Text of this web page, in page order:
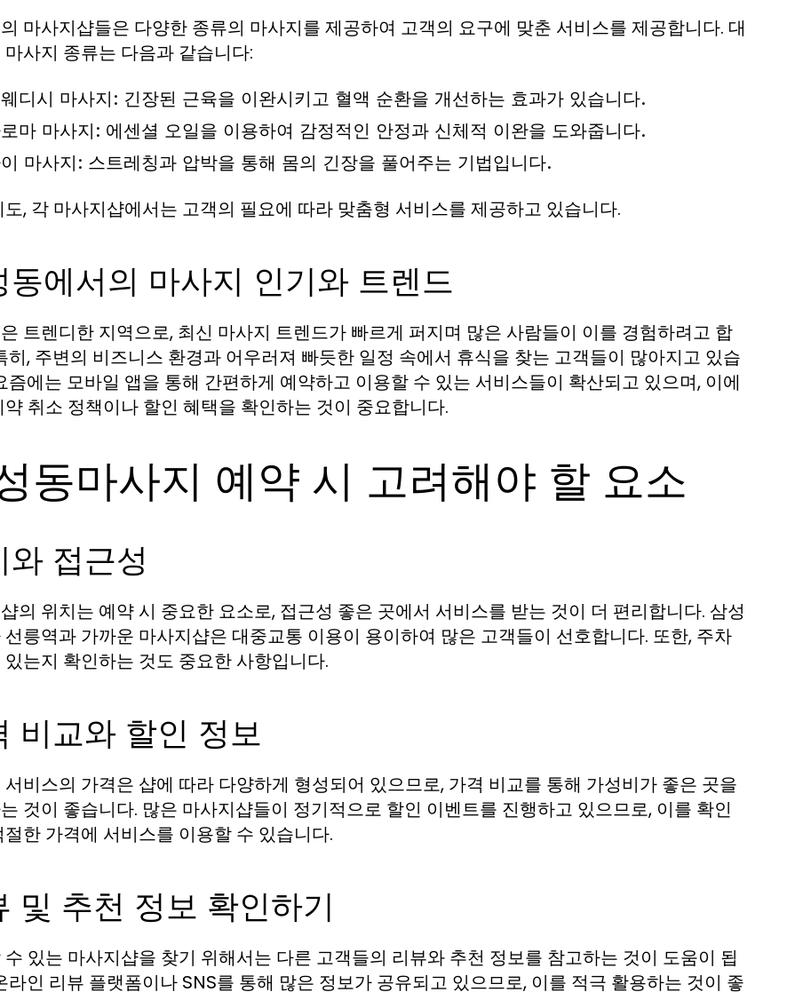
마사지샵들은 다양한 종류의 마사지를 제공하여 고객의 요구에 맞춘 서비스를 제공합니다. 대
마사지 종류는 다음과 같습니다:
디시 마사지: 긴장된 근육을 이완시키고 혈액 순환을 개선하는 효과가 있습니다.
마 마사지: 에센셜 오일을 이용하여 감정적인 안정과 신체적 이완을 도와줍니다.
마사지: 스트레칭과 압박을 통해 몸의 긴장을 풀어주는 기법입니다.
도, 각 마사지샵에서는 고객의 필요에 따라 맞춤형 서비스를 제공하고 있습니다.
동에서의 마사지 인기와 트렌드
트렌디한 지역으로, 최신 마사지 트렌드가 빠르게 퍼지며 많은 사람들이 이를 경험하려고 합
히, 주변의 비즈니스 환경과 어우러져 빠듯한 일정 속에서 휴식을 찾는 고객들이 많아지고 있습
즘에는 모바일 앱을 통해 간편하게 예약하고 이용할 수 있는 서비스들이 확산되고 있으며, 이에
약 취소 정책이나 할인 혜택을 확인하는 것이 중요합니다.
동마사지 예약 시 고려해야 할 요소
와 접근성
의 위치는 예약 시 중요한 요소로, 접근성 좋은 곳에서 서비스를 받는 것이 더 편리합니다. 삼성
선릉역과 가까운 마사지샵은 대중교통 이용이 용이하여 많은 고객들이 선호합니다. 또한, 주차
있는지 확인하는 것도 중요한 사항입니다.
비교와 할인 정보
서비스의 가격은 샵에 따라 다양하게 형성되어 있으므로, 가격 비교를 통해 가성비가 좋은 곳을
것이 좋습니다. 많은 마사지샵들이 정기적으로 할인 이벤트를 진행하고 있으므로, 이를 확인
한 가격에 서비스를 이용할 수 있습니다.
및 추천 정보 확인하기
수 있는 마사지샵을 찾기 위해서는 다른 고객들의 리뷰와 추천 정보를 참고하는 것이 도움이 됩
라인 리뷰 플랫폼이나 SNS를 통해 많은 정보가 공유되고 있으므로, 이를 적극 활용하는 것이 좋